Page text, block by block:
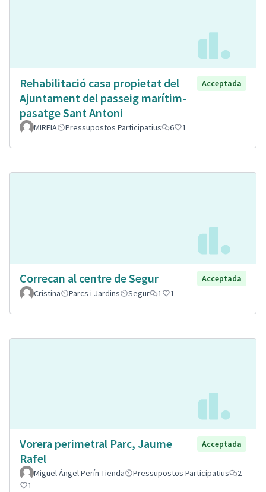
Rehabilitació casa propietat del
Ajuntament del passeig marítim-
pasatge Sant Antoni
Acceptada
MIREIA Pressupostos Participatius 6 1
Correcan al centre de Segur
Acceptada
Cristina
Parcs i Jardins Segur 1 1
Vorera perimetral Parc, Jaume
Rafel
Acceptada
Miguel Ángel Perín Tienda Pressupostos Participatius
2
1